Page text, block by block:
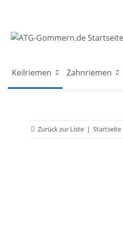
Keilriemen Zahnriemen
Zurück zur Liste Startseite